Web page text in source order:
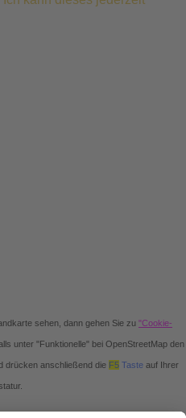
sehen, dann gehen Sie zu "Cookie-
unter "Funktionelle"bei OpenStreetMapden
drücken anschließend die F5Tasteauf Ihrer